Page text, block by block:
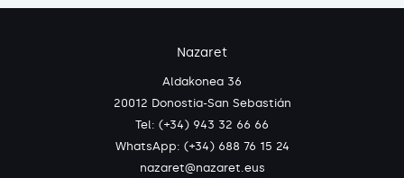
Nazaret
Aldakonea 36
20012 Donostia-San Sebastián
Tel: (+34) 943 32 66 66
WhatsApp: (+34) 688 76 15 24
nazaret@nazaret.eus